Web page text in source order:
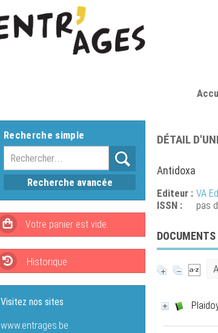
DÉTAIL
Antidoxa
Editeur : VA
ISSN :
pas
Recherche simple
Recherche avancée
Historique
Visitez nos sites
www.entrages.be